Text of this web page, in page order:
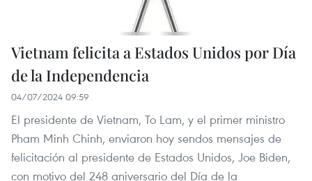
Vietnam felicita a Estados Unidos por Día
de la Independencia
04/07/2024 09:59
El presidente de Vietnam, To Lam, y el primer ministro
Pham Minh Chinh, enviaron hoy sendos mensajes de
felicitación al presidente de Estados Unidos, Joe Biden,
con motivo del 248 aniversario del Día de la